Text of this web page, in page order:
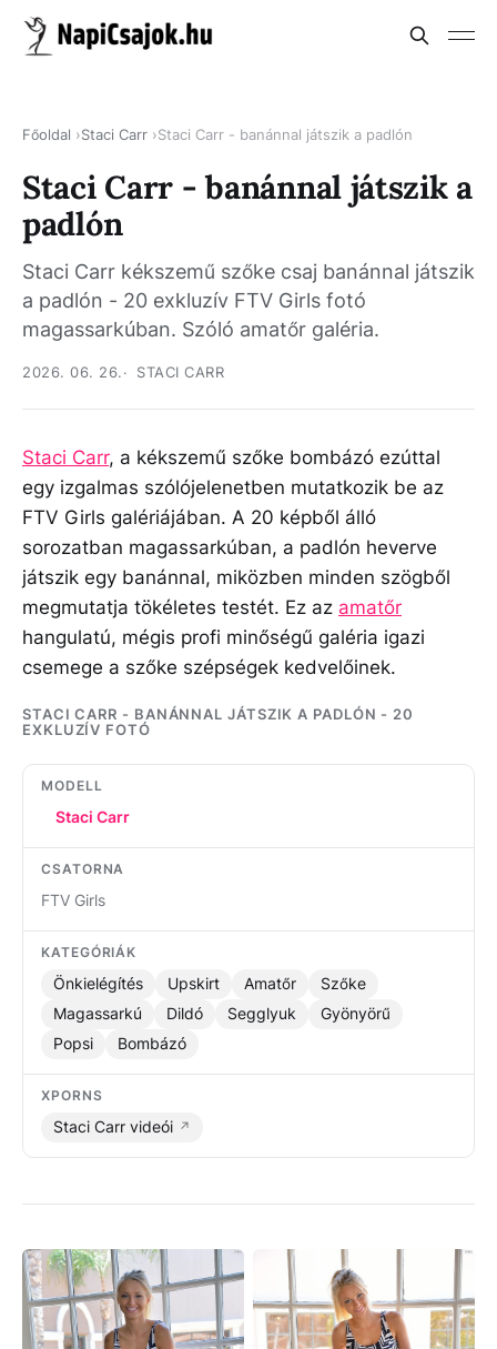
Főoldal Staci Carr Staci Carr - banánnal játszik a padlón
Staci Carr - banánnal játszik a
padlón
Staci Carr kékszemű szőke csaj banánnal játszik
a padlón - 20 exkluzív FTV Girls fotó
magassarkúban. Szóló amatőr galéria.
2026. 06. 26. STACI CARR
Staci Carr, a kékszemű szőke bombázó ezúttal
egy izgalmas szólójelenetben mutatkozik be az
FTV Girls galériájában. A 20 képből álló
sorozatban magassarkúban, a padlón heverve
játszik egy banánnal, miközben minden szögből
megmutatja tökéletes testét. Ez az amatőr
hangulatú, mégis profi minőségű galéria igazi
csemege a szőke szépségek kedvelőinek.
STACI CARR - BANÁNNAL JÁTSZIK A PADLÓN - 20
EXKLUZÍV FOTÓ
MODELL
Staci Carr
CSATORNA
FTV Girls
KATEGÓRIÁK
Önkielégítés Upskirt Amatőr
Szőke
Magassarkú
Dildó Segglyuk
Gyönyörű
Popsi
Bombázó
XPORNS
Staci Carr videói